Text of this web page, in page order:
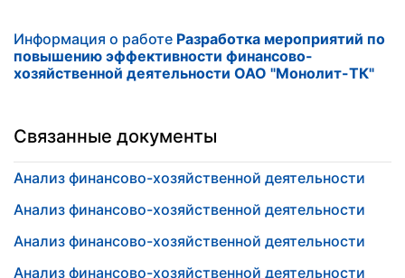
Информация о работе Разработка мероприятий по
повышению эффективности финансово-
хозяйственной деятельности ОАО "Монолит-ТК"
Связанные документы
Анализ финансово-хозяйственной деятельности
Анализ финансово-хозяйственной деятельности
Анализ финансово-хозяйственной деятельности
Анализ финансово-хозяйственной деятельности